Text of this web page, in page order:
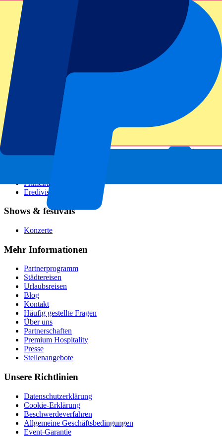
Alle Sportarten
Fußballligen
Champions League
Premier League
Serie A
Primeira Liga
Eredivisie
Shows & festivals
Konzerte
Mehr Informationen
Partnerprogramm
Städtereisen
Urlaubsreisen
Blog
Kontakt
Häufig gestellte Fragen
Über uns
Partnerschaften
Premium Hospitality
Presse
Stellenangebote
Unsere Richtlinien
Datenschutzerklärung
Cookie-Erklärung
Beschwerdeverfahren
Allgemeine Geschäftsbedingungen
Event-Garantie